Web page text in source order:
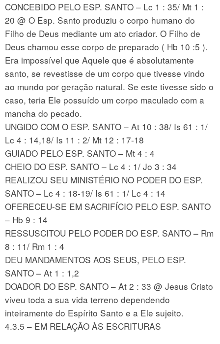
CONCEBIDO PELO ESP. SANTO – Lc 1 : 35/ Mt 1 :
20 @ O Esp. Santo produziu o corpo humano do
Filho de Deus mediante um ato criador. O Filho de
Deus chamou esse corpo de preparado ( Hb 10 :5 ).
Era impossível que Aquele que é absolutamente
santo, se revestisse de um corpo que tivesse vindo
ao mundo por geração natural. Se este tivesse sido o
caso, teria Ele possuído um corpo maculado com a
mancha do pecado.
UNGIDO COM O ESP. SANTO – At 10 : 38/ Is 61 : 1/
Lc 4 : 14,18/ Is 11 : 2/ Mt 12 : 17-18
GUIADO PELO ESP. SANTO – Mt 4 : 4
CHEIO DO ESP. SANTO – Lc 4 : 1/ Jo 3 : 34
REALIZOU SEU MINISTÉRIO NO PODER DO ESP.
SANTO – Lc 4 : 18-19/ Is 61 : 1/ Lc 4 : 14
OFERECEU-SE EM SACRIFÍCIO PELO ESP. SANTO
– Hb 9 : 14
RESSUSCITOU PELO PODER DO ESP. SANTO – Rm
8 : 11/ Rm 1 : 4
DEU MANDAMENTOS AOS SEUS, PELO ESP.
SANTO – At 1 : 1,2
DOADOR DO ESP. SANTO – At 2 : 33 @ Jesus Cristo
viveu toda a sua vida terreno dependendo
inteiramente do Espírito Santo e a Ele sujeito.
4.3.5 – EM RELAÇÃO ÀS ESCRITURAS